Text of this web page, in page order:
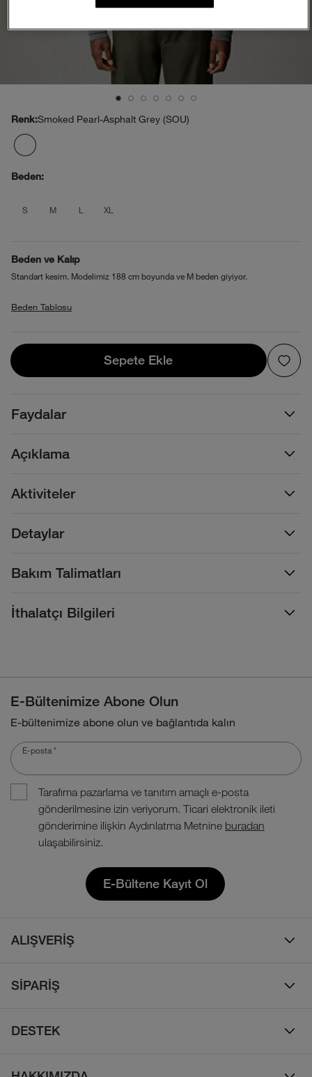
Renk:Smoked Pearl-Asphalt Grey (SOU)
Beden:
S M L XL
Beden ve Kalıp
Standart kesim. Modelimiz 188 cm boyunda ve M beden giyiyor.
Beden Tablosu
Sepete Ekle
Sepete Ekle
Açıklama
Detaylar
Aktiviteler
Bakım Talimatları
Faydalar
İthalatçı Bilgileri
E-Bültenimize Abone Olun
E-bültenimize abone olun ve bağlantıda kalın
E-posta *
Tarafıma pazarlama ve tanıtım amaçlı e-posta
gönderilmesine izin veriyorum. Ticari elektronik ileti
gönderimine ilişkin Aydınlatma Metnine buradan
ulaşabilirsiniz.
E-Bültene Kayıt Ol
ALIŞVERİŞ
Çocuk
SİPARİŞ
İade Politikası
DESTEK